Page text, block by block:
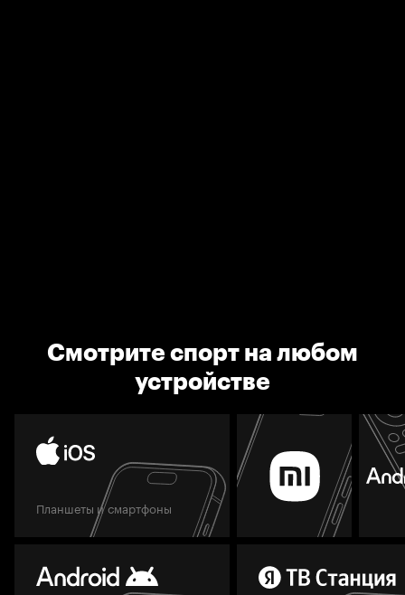
Смотрите спорт на любом
устройстве
Планшеты и смартфоны